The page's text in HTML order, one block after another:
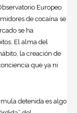
Europeo
de cocaína se
se ha
El alma del
la creación de
que ya ni
detenida es algo